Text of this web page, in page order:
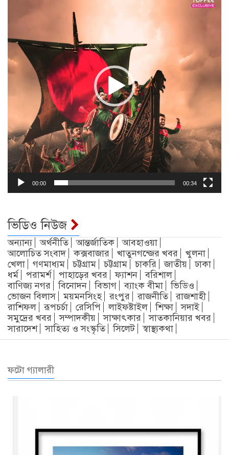
00:00 00:34
ভিডিও নিউজ
অন্যান্য অর্থনীতি আন্তর্জাতিক
আবহাওয়া
আলোচিত সংবাদ
কক্সবাজার খাতুনগন্জের খবর
খুলনা
খেলা
গণমাধ্যম চট্টগ্রাম চট্টগ্রাম চাকরি জাতীয়
ঢাকা
ধর্ম
পরামর্শ পাহাড়ের খবর ফ্যাশন
বরিশাল
বাণিজ্য নগর
বিনোদন বিভাগ ব্যাংক বীমা
ভিডিও
ভোজন বিলাস
ময়মনসিংহ রংপুর রাজনীতি
রাজশাহী
রাশিফল
রূপচর্চা রেসিপি লাইফষ্টাইল শিক্ষা
সদাই
সমুদ্রের খবর
সম্পাদকীয় সাক্ষাৎকার
সাতকানিয়ার খবর
সারাদেশ
সাহিত্য ও সংস্কৃতি সিলেট স্বাস্থ্যকথা
ফটো গ্যালারী